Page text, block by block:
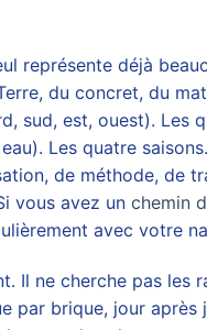
représente déjà
du concret, du
sud, est, ouest). Les
Les quatre
de méthode, de
vous avez un chemin
avec votre
Il ne cherche pas les
par brique, jour après